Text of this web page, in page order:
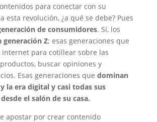
para conectar con su
esta revolución, ¿a qué se debe? Pues
de consumidores. Sí, los
generación Z; esas generaciones que
para cotillear sobre las
buscar opiniones y
Esas generaciones que dominan
la era digital y casi todas sus
el salón de su casa.
apostar por crear contenido